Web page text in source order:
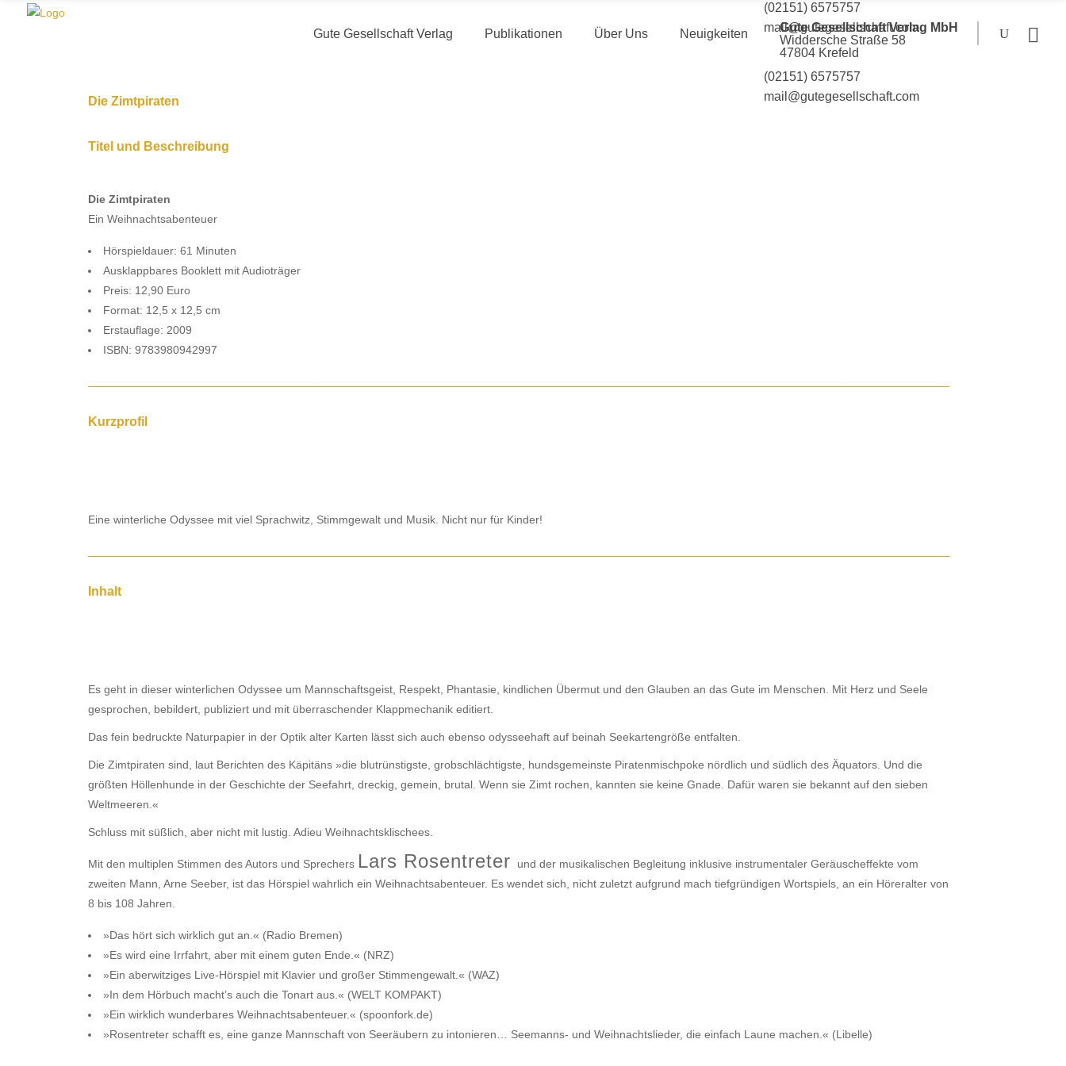
Gute Gesellschaft Verlag Publikationen Über Uns Neuigkeiten
Gute Gesellschaft Verlag MbH
Widdersche Straße 58
47804 Krefeld
(02151) 6575757
mail@gutegesellschaft.com
(02151) 6575757
mail@gutegesellschaft.com
Die Zimtpiraten
Titel und Beschreibung
Die Zimtpiraten
Ein Weihnachtsabenteuer
Hörspieldauer: 61 Minuten
Ausklappbares Booklett mit Audioträger
Preis: 12,90 Euro
Format: 12,5 x 12,5 cm
Erstauflage: 2009
ISBN: 9783980942997
Kurzprofil
Eine winterliche Odyssee mit viel Sprachwitz, Stimmgewalt und Musik. Nicht nur für Kinder!
Inhalt
Es geht in dieser winterlichen Odyssee um Mannschaftsgeist, Respekt, Phantasie, kindlichen Übermut und den Glauben an das Gute im Menschen. Mit Herz und Seele
gesprochen, bebildert, publiziert und mit überraschender Klappmechanik editiert.
Das fein bedruckte Naturpapier in der Optik alter Karten lässt sich auch ebenso odysseehaft auf beinah Seekartengröße entfalten.
Die Zimtpiraten sind, laut Berichten des Käpitäns »die blutrünstigste, grobschlächtigste, hundsgemeinste Piratenmischpoke nördlich und südlich des Äquators. Und die
größten Höllenhunde in der Geschichte der Seefahrt, dreckig, gemein, brutal. Wenn sie Zimt rochen, kannten sie keine Gnade. Dafür waren sie bekannt auf den sieben
Weltmeeren.«
Schluss mit süßlich, aber nicht mit lustig. Adieu Weihnachtsklischees.
Mit den multiplen Stimmen des Autors und Sprechers Lars Rosentreter
und der musikalischen Begleitung inklusive instrumentaler Geräuscheffekte vom
zweiten Mann, Arne Seeber, ist das Hörspiel wahrlich ein Weihnachtsabenteuer. Es wendet sich, nicht zuletzt aufgrund mach tiefgründigen Wortspiels, an ein Höreralter von
8 bis 108 Jahren.
»Das hört sich wirklich gut an.« (Radio Bremen)
»Es wird eine Irrfahrt, aber mit einem guten Ende.« (NRZ)
»Ein aberwitziges Live-Hörspiel mit Klavier und großer Stimmengewalt.« (WAZ)
»In dem Hörbuch macht’s auch die Tonart aus.« (WELT KOMPAKT)
»Ein wirklich wunderbares Weihnachtsabenteuer.« (spoonfork.de)
»Rosentreter schafft es, eine ganze Mannschaft von Seeräubern zu intonieren… Seemanns- und Weihnachtslieder, die einfach Laune machen.« (Libelle)